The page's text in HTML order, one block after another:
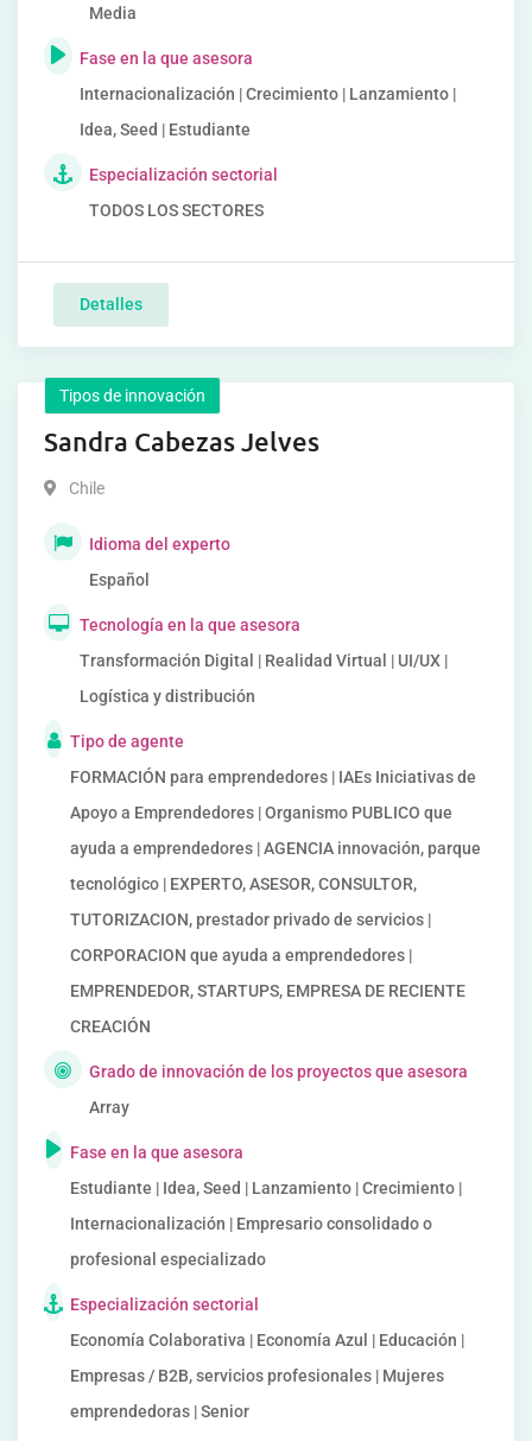
Media
Fase en la que asesora
Internacionalización | Crecimiento | Lanzamiento |
Idea, Seed | Estudiante
Especialización sectorial
TODOS LOS SECTORES
Detalles
Tipos de innovación
Sandra Cabezas Jelves
Chile
Idioma del experto
Español
Tecnología en la que asesora
Transformación Digital | Realidad Virtual | UI/UX |
Logística y distribución
Tipo de agente
FORMACIÓN para emprendedores | IAEs Iniciativas de
Apoyo a Emprendedores | Organismo PUBLICO que
ayuda a emprendedores | AGENCIA innovación, parque
tecnológico | EXPERTO, ASESOR, CONSULTOR,
TUTORIZACION, prestador privado de servicios |
CORPORACION que ayuda a emprendedores |
EMPRENDEDOR, STARTUPS, EMPRESA DE RECIENTE
CREACIÓN
Grado de innovación de los proyectos que asesora
Array
Fase en la que asesora
Estudiante | Idea, Seed | Lanzamiento | Crecimiento |
Internacionalización | Empresario consolidado o
profesional especializado
Especialización sectorial
Economía Colaborativa | Economía Azul | Educación |
Empresas / B2B, servicios profesionales | Mujeres
emprendedoras | Senior